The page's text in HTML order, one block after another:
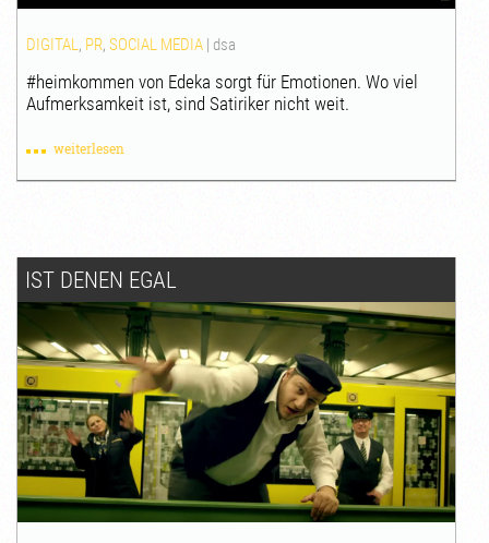
DIGITAL, PR,SOCIAL MEDIA dsa
#heimkommen von Edeka sorgt für Emotionen. Wo viel
Aufmerksamkeit ist, sind Satiriker nicht weit.
weiterlesen
IST DENEN EGAL